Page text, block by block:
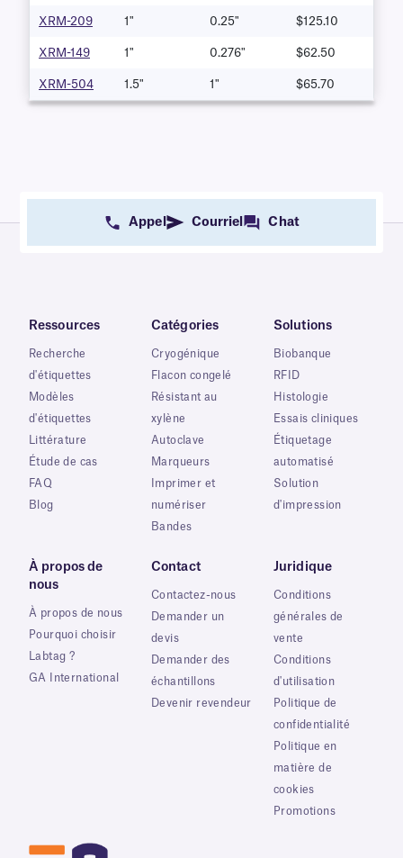
XRM-209 1" 0.25" $125.10
XRM-149 1" 0.276" $62.50
XRM-504 1.5" 1" $65.70
Appel Courriel Chat
Ressources
Recherche
d'étiquettes
Modèles
d'étiquettes
Littérature
Étude de cas
FAQ
Blog
Catégories
Cryogénique
Flacon congelé
Résistant au
xylène
Autoclave
Marqueurs
Imprimer et
numériser
Bandes
Solutions
Biobanque
RFID
Histologie
Essais cliniques
Étiquetage
automatisé
Solution
d'impression
À propos de
nous
À propos de nous
Pourquoi choisir
Labtag ?
GA International
Contact
Contactez-nous
Demander un
devis
Demander des
échantillons
Devenir revendeur
Juridique
Conditions
générales de
vente
Conditions
d'utilisation
Politique de
confidentialité
Politique en
matière de
cookies
Promotions